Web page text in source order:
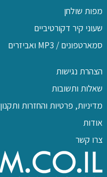
מפות שולחן
שעוני קיר דקורטיביים
סמארטפונים / MP3 ואביזרים
הצהרת נגישות
שאלות ותשובות
מדיניות, פרטיות והחזרות ותקנון
אודות
צרו קשר